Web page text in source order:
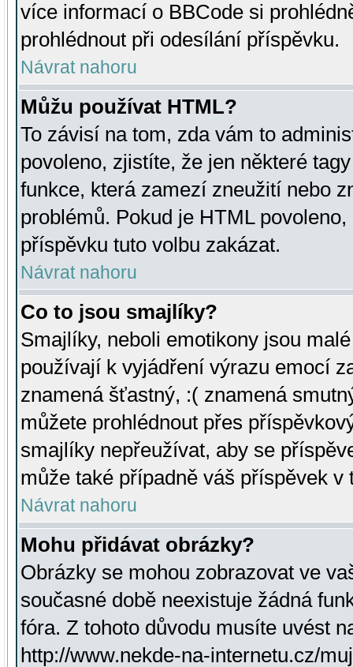
více informací o BBCode si
prohlédnout při odesílání příspěvku.
Návrat nahoru
Můžu používat HTML?
To závisí na tom, zda vám to
povoleno, zjistíte, že jen některé
funkce, která zamezí zneužití nebo
problémů. Pokud je HTML
příspěvku tuto volbu zakázat.
Návrat nahoru
Co to jsou smajlíky?
Smajlíky, neboli emotikony jsou
používají k vyjádření výrazu emocí
znamená šťastný, :( znamená
můžete prohlédnout přes
smajlíky nepřeužívat, aby se
může také případně váš příspěvek v
Návrat nahoru
Mohu přidávat obrázky?
Obrázky se mohou zobrazovat ve
současné době neexistuje žádná
fóra. Z tohoto důvodu musíte uvést
http://www.nekde-na-internetu.cz/